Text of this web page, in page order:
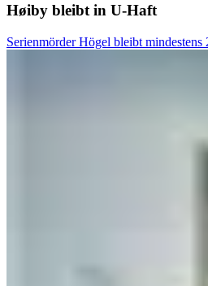
Høiby bleibt in U-Haft
Serienmörder Högel bleibt mindestens